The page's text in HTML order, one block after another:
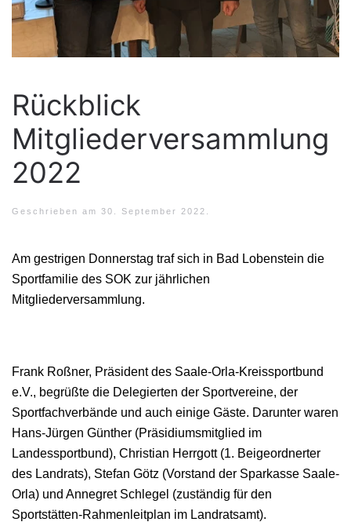
Rückblick
Mitgliederversammlung
2022
Geschrieben am 30. September 2022
Am gestrigen Donnerstag traf sich in Bad Lobenstein die
Sportfamilie des SOK zur jährlichen
Mitgliederversammlung.
Frank Roßner, Präsident des Saale-Orla-Kreissportbund
e.V., begrüßte die Delegierten der Sportvereine, der
Sportfachverbände und auch einige Gäste. Darunter waren
Hans-Jürgen Günther (Präsidiumsmitglied im
Landessportbund), Christian Herrgott (1. Beigeordnerter
des Landrats), Stefan Götz (Vorstand der Sparkasse Saale-
Orla) und Annegret Schlegel (zuständig für den
Sportstätten-Rahmenleitplan im Landratsamt).